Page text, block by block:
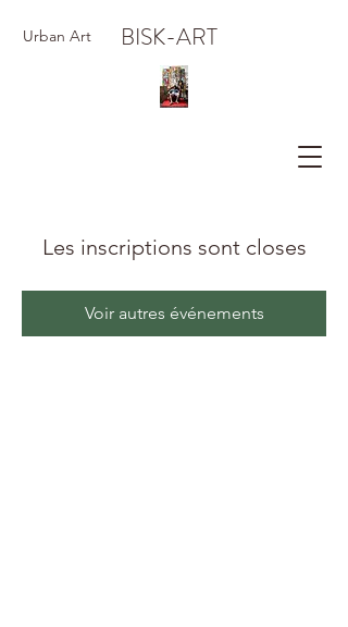
Urban Art BISK-ART
Les inscriptions sont closes
Voir autres événements